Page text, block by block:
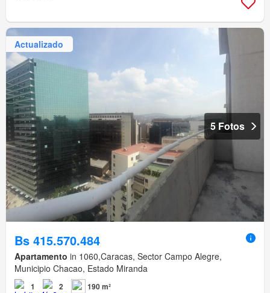
Actualizado
5 Fotos
Bs 415.570.484
Apartamento in 1060,Caracas, Sector Campo Alegre,
Municipio Chacao, Estado Miranda
1 2 190 m²